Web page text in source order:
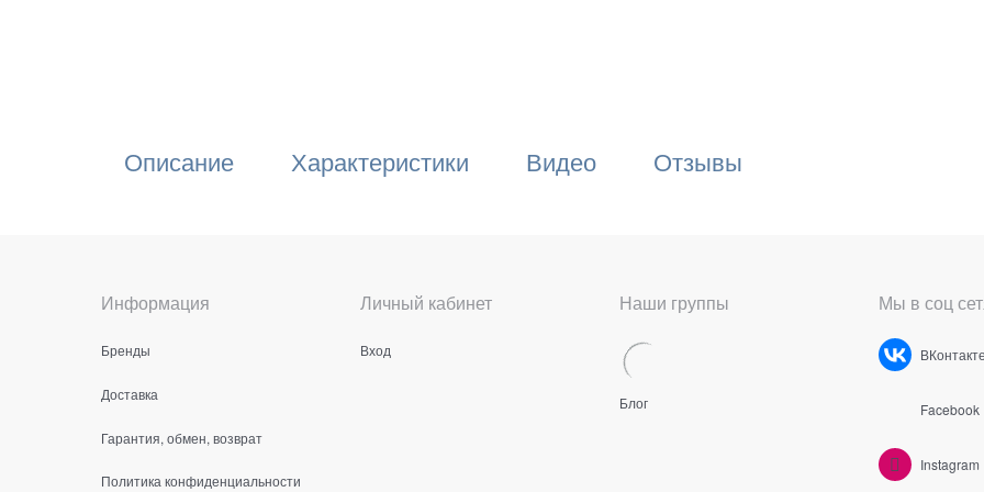
Описание Характеристики Видео Отзывы
Информация
Бренды
Доставка
Гарантия, обмен, возврат
Политика конфиденциальности
Личный кабинет
Вход
Наши группы
Блог
Мы в соц
Facebook
Instagram